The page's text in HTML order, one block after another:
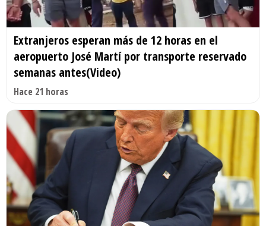
Extranjeros esperan más de 12 horas en el
aeropuerto José Martí por transporte reservado
semanas antes(Video)
Hace 21 horas